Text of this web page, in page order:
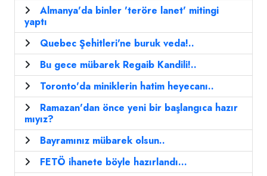
Almanya'da binler 'teröre lanet' mitingi
yaptı
Quebec Şehitleri'ne buruk veda!..
Bu gece mübarek Regaib Kandili!..
Toronto'da miniklerin hatim heyecanı..
Ramazan'dan önce yeni bir başlangıca hazır
mıyız?
Bayramınız mübarek olsun..
FETÖ ihanete böyle hazırlandı...